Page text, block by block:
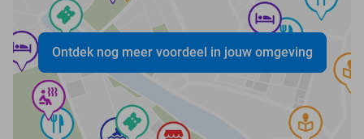
Ontdek nog meer voordeel in jouw omgeving